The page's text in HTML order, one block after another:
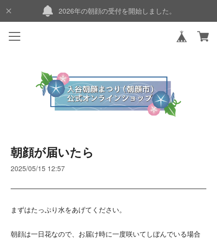
2026年の朝顔の受付を開始しました。
朝顔が届いたら
2025/05/15 12:57
まずはたっぷり水をあげてください。
朝顔は一日花なので、お届け時に一度咲いてしぼんでいる場合